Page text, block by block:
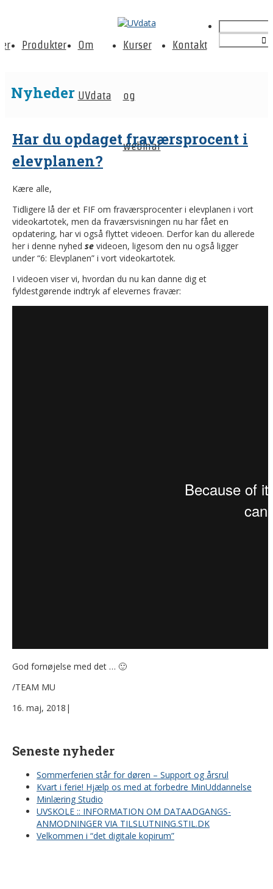
Produkter Om
UVdata
Kurser
og
webinar
Kontakt
Nyheder
Har du opdaget fraværsprocent i
elevplanen?
Kære alle,
Tidligere lå der et FIF om fraværsprocenter i elevplanen i vort
videokartotek, men da fraværsvisningen nu har fået en
opdatering, har vi også flyttet videoen. Derfor kan du allerede
her i denne nyhed se videoen, ligesom den nu også ligger
under “6: Elevplanen” i vort videokartotek.
I videoen viser vi, hvordan du nu kan danne dig et
fyldestgørende indtryk af elevernes fravær:
God fornøjelse med det … 🙂
/TEAM MU
16. maj, 2018 |
Seneste nyheder
Sommerferien står for døren – Support og årsrul
Kvart i ferie! Hjælp os med at forbedre MinUddannelse
Minlæring Studio
UVSKOLE :: INFORMATION OM DATAADGANGS-
ANMODNINGER VIA TILSLUTNING.STIL.DK
Velkommen i “det digitale kopirum”